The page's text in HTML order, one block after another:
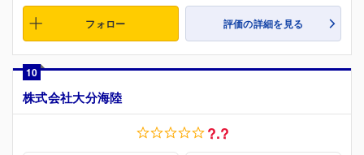
フォロー 評価の詳細を見る
10
株式会社大分海陸
?.?